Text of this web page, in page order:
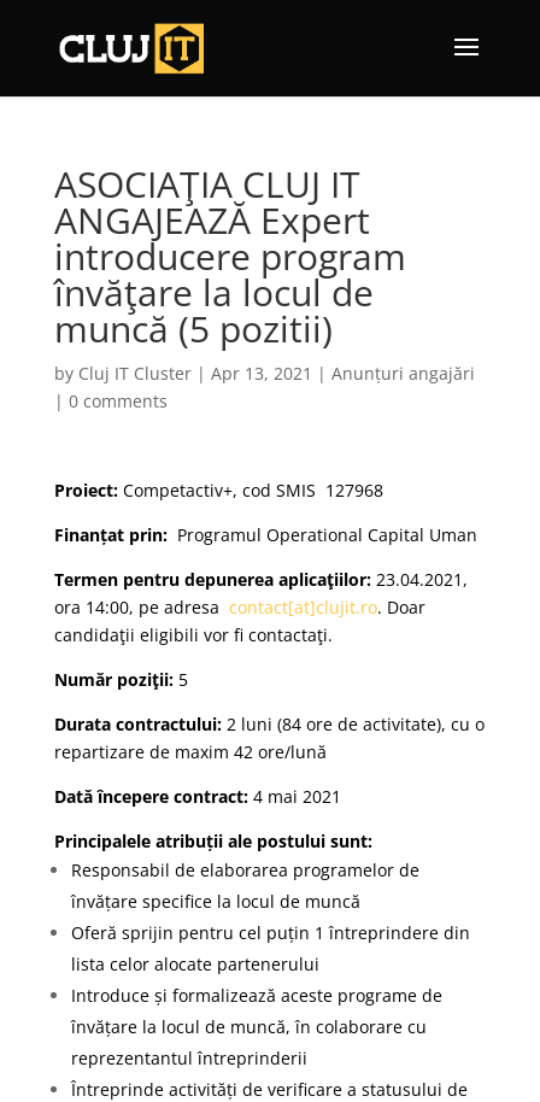
ASOCIAŢIA CLUJ IT
ANGAJEAZĂ Expert
introducere program
învăţare la locul de
muncă (5 pozitii)
by Cluj IT Cluster| Apr 13, 2021 | Anunțuri angajări
| 0 comments
Proiect:Competactiv+, cod SMIS 127968
Finanțat prin:Programul Operational Capital Uman
Termen pentru depunerea aplicaţiilor:23.04.2021,
ora 14:00, pe adresa contact[at]clujit.ro. Doar
candidaţii eligibili vor fi contactaţi.
Număr poziţii:5
Durata contractului:2 luni (84 ore de activitate), cu o
repartizare de maxim 42 ore/lună
Dată începere contract:4 mai 2021
Principalele atribuții ale postului sunt:
Responsabil de elaborarea programelor de
învățare specifice la locul de muncă
Oferă sprijin pentru cel puțin 1 întreprindere din
lista celor alocate partenerului
Introduce și formalizează aceste programe de
învățare la locul de muncă, în colaborare cu
reprezentantul întreprinderii
Întreprinde activități de verificare a statusului de